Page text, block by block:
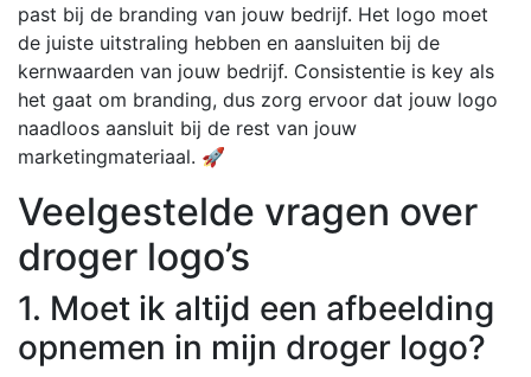
past bij de branding van jouw bedrijf. Het logo moet
de juiste uitstraling hebben en aansluiten bij de
kernwaarden van jouw bedrijf. Consistentie is key als
het gaat om branding, dus zorg ervoor dat jouw logo
naadloos aansluit bij de rest van jouw
marketingmateriaal. 🚀
Veelgestelde vragen over
droger logo’s
1. Moet ik altijd een afbeelding
opnemen in mijn droger logo?